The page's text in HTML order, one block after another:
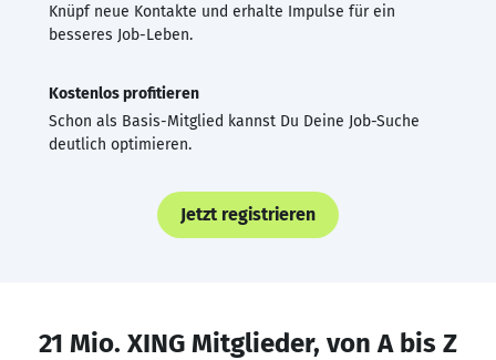
Knüpf neue Kontakte und erhalte Impulse für ein
besseres Job-Leben.
Kostenlos profitieren
Schon als Basis-Mitglied kannst Du Deine Job-Suche
deutlich optimieren.
Jetzt registrieren
21 Mio. XING Mitglieder, von A bis Z